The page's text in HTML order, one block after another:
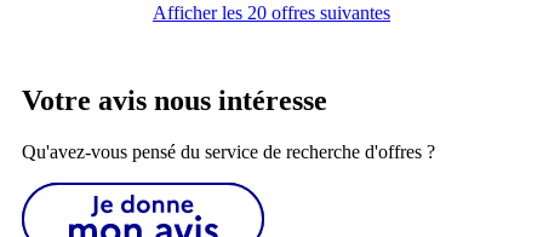
Afficher les 20 offres suivantes
Votre avis nous intéresse
Qu'avez-vous pensé du service de recherche d'offres ?